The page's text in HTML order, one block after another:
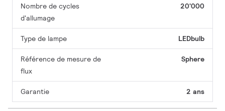
Nombre de cycles
d'allumage
20'000
Type de lampe LEDbulb
Référence de mesure de
flux
Sphere
Garantie 2 ans